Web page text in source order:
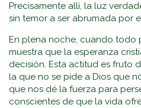
Precisamente allí, la luz
sin temor a ser abrumada por
En plena noche, cuando todo
muestra que la esperanza
decisión. Esta actitud es fruto
la que no se pide a Dios que
que nos dé la fuerza para
conscientes de que la vida